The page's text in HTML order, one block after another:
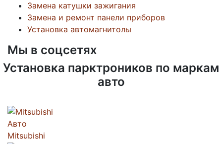
Замена катушки зажигания
Замена и ремонт панели приборов
Установка автомагнитолы
Мы в соцсетях
Установка парктроников по маркам
авто
Авто
Mitsubishi